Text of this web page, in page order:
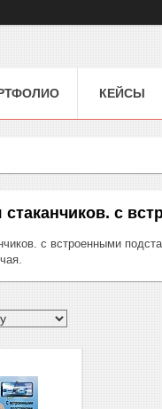
КЕЙСЫ
стаканчиков. с
с встроенными